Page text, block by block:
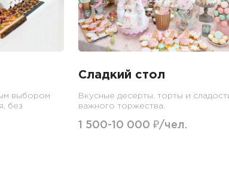
выбором
без
Сладкий стол
Вкусные десерты, торты и
важного торжества.
1 500-10 000 ₽/чел.